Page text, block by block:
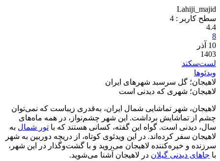
Lahiji_majid
سطح کاربر : 4
4.4
8
10 آذر
1403
لست‌سکند
ویدئوها
لاهیجان؛ گل سرسبد شهرهای ایران
لاهیجان؛ شهری که دیدنی است
لاهیجان، شهر تماشایی شمال ایران، به‌قدری زیباست که نمی‌توان
چشم از تماشایش برداشت. این شهر چشم‌نواز، در همه ماه‌های
سال، دیدنی است. گواه این گفته، کسانی هستند که با تور شمال به
لاهیجان سفر کرده‌اند. در این ویدئوی کوتاه، از دریچه دوربین به شهر
سرزنده و خیره‌کننده لاهیجان می‌روید و با گشت‌وگذار در این شهر،
با جاهای دیدنی گیلان در لاهیجان آشنا می‌شوید.